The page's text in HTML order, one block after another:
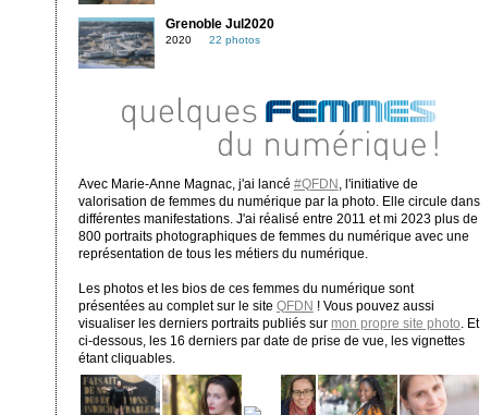
Grenoble Jul2020
2020 22 photos
Avec Marie-Anne Magnac, j'ai lancé #QFDN
, l'initiative de
valorisation de femmes du numérique par la photo. Elle circule dans
différentes manifestations. J'ai réalisé entre 2011 et mi 2023 plus de
800 portraits photographiques de femmes du numérique avec une
représentation de tous les métiers du numérique.
Les photos et les bios de ces femmes du numérique sont
présentées au complet sur le site QFDN ! Vous pouvez aussi
visualiser les derniers portraits publiés sur mon propre site photo . Et
ci-dessous, les 16 derniers par date de prise de vue, les vignettes
étant cliquables.